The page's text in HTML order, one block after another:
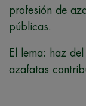
profesión de
públicas.
El lema: haz
azafatas